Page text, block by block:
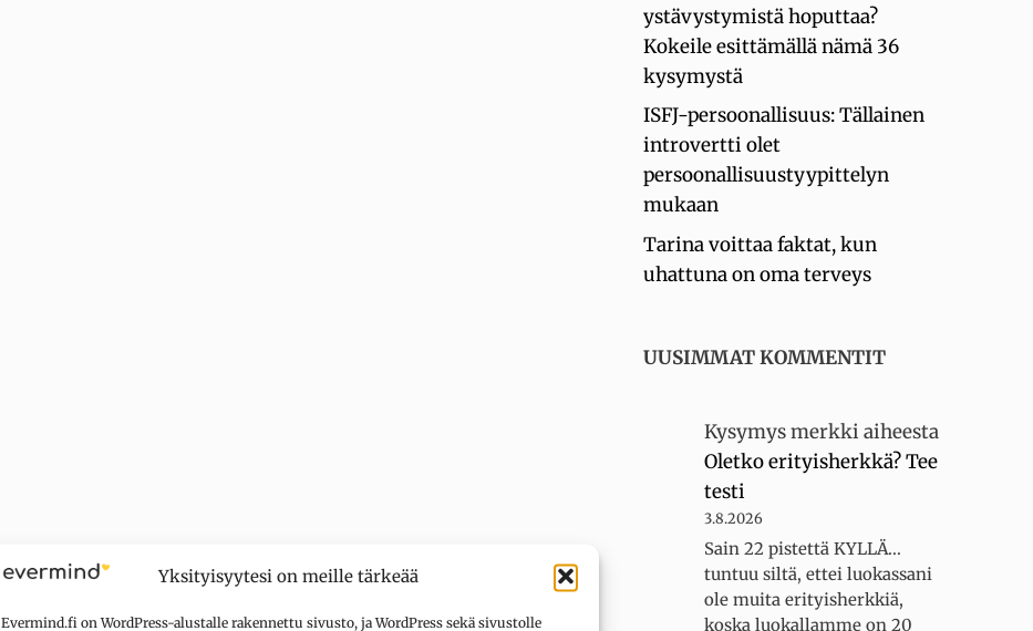
Yksityisyytesi on meille tärkeää
Evermind.fi on WordPress-alustalle rakennettu sivusto, ja WordPress sekä sivustolle
ystävystymistä hoputtaa?
Kokeile esittämällä nämä 36
kysymystä
ISFJ-persoonallisuus: Tällainen
introvertti olet
persoonallisuustyypittelyn
mukaan
Tarina voittaa faktat, kun
uhattuna on oma terveys
UUSIMMAT KOMMENTIT
Kysymys merkki aiheesta
Oletko erityisherkkä? Tee
testi
3.8.2026
Sain 22 pistettä KYLLÄ...
tuntuu siltä, ettei luokassani
ole muita erityisherkkiä,
koska luokallamme on 20